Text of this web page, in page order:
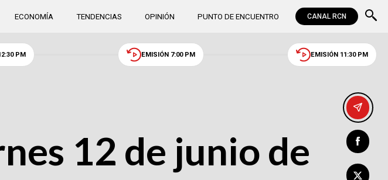
ECONOMÍA TENDENCIAS OPINIÓN PUNTO DE ENCUENTRO CANAL RCN
PM EMISIÓN 7:00 PM EMISIÓN 11:30 PM
12 de junio de